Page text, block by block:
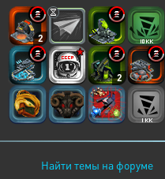
2
2
Найти темы на форуме